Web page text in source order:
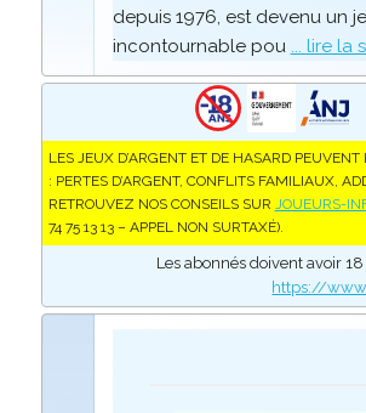
depuis 1976, est devenu un
incontournable pou ... lire la
LES JEUX D’ARGENT ET DE HASARD
: PERTES D’ARGENT, CONFLITS FAMILIAUX,
RETROUVEZ NOS CONSEILS SUR JOUEURS-
74 75 13 13 – APPEL NON SURTAXÉ).
Les abonnés doivent avoir
https://